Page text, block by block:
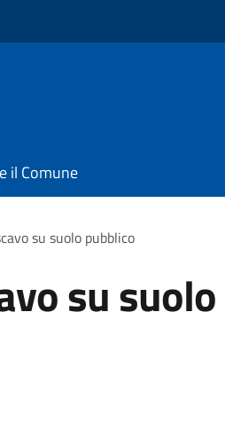
il Comune
su suolo pubblico
su suolo